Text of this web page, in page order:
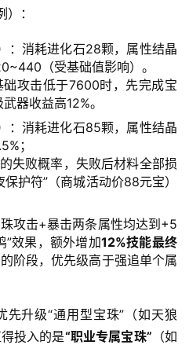
：
：消耗进化石28颗，属性结晶
（受基础值影响）。
攻击低于7600时，先完成宝
器收益高12%。
：消耗进化石85颗，属性结晶
；
失败概率，失败后材料全部损
护符”（商城活动价88元宝）
攻击+暴击两条属性均达到+5
”效果，额外增加12%技能最终
阶段，优先级高于强追单个属
升级“通用型宝珠”（如天狼
投入的是“职业专属宝珠” （如